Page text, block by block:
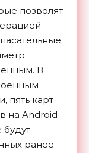
позволят
В
пять карт
на Android
будут
ранее